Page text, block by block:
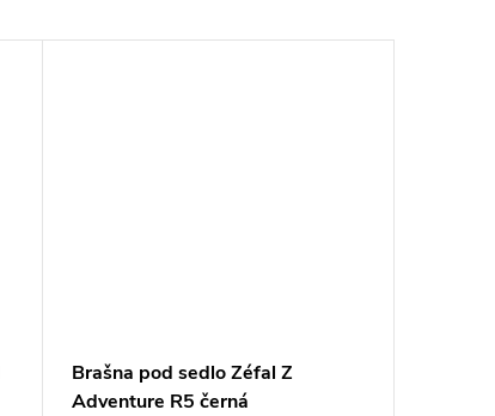
Brašna pod sedlo Zéfal Z
Adventure R5 černá